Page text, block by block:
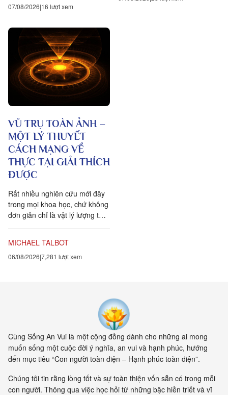
07/08/2026 16 lượt xem
VŨ TRỤ TOÀN ẢNH –
MỘT LÝ THUYẾT
CÁCH MẠNG VỀ
THỰC TẠI GIẢI THÍCH
ĐƯỢC
Rất nhiều nghiên cứu mới đây
trong mọi khoa học, chứ không
đơn giản chỉ là vật lý lượng tử,
chúng ta tưởng. Một câu
chuyện khoa học đang xuất
kết nối. Khía cạnh quan trọng
nhất của sự sống không còn là
vật nữa, mà là mối liên hệ giữa
các vật.
MICHAEL TALBOT
06/08/2026 7,281 lượt xem
Cùng Sống An Vui là một cộng đồng dành cho những ai mong
muốn sống một cuộc đời ý nghĩa, an vui và hạnh phúc, hướng
đến mục tiêu “Con người toàn diện – Hạnh phúc toàn diện”.
Chúng tôi tin rằng lòng tốt và sự toàn thiện vốn sẵn có trong mỗi
con người. Thông qua việc học hỏi từ những bậc hiền triết và vĩ